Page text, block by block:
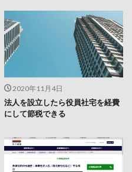
2020年11月4日
法人を設立したら役員社宅を経費
にして節税できる